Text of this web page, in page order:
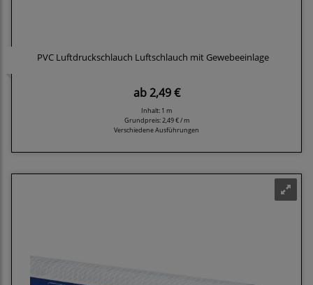
PVC Luftdruckschlauch Luftschlauch mit Gewebeeinlage
ab2,49 €
Inhalt: 1 m
Grundpreis:2,49 € / m
Verschiedene Ausführungen